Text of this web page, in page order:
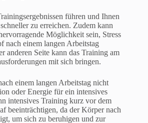
führen und Ihnen
zu erreichen. Zudem kann
Möglichkeit sein, Stress
nach einem langen Arbeitstag
anderen Seite kann das Training am
mit sich bringen.
einem langen Arbeitstag nicht
oder Energie für ein intensives
intensives Training kurz vor dem
beeinträchtigen, da der Körper nach
um sich zu beruhigen und zur